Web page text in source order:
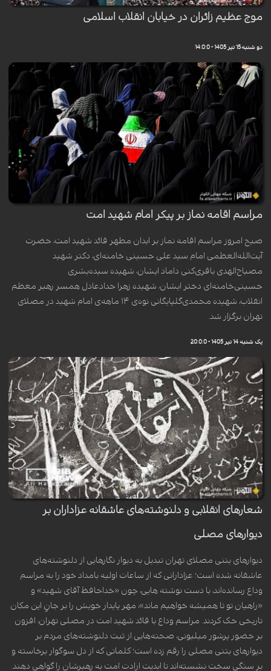
موج عظیم زائران در خیابان انقلاب اسلامی
دو شنبه 15 تیر 1405 - 14:0:0
مراسم اقامه نماز بر پیکر امام شهید امت
صبح امروز مراسم اقامه نماز بر ابدان مطهر قائد شهید امت، حضرت
آیت‌الله‌العظمی امام سید علی حسینی خامنه‌ای، دکتر شهید
مصباح‌الهدی باقری‌کنی داماد ایشان، شهیده سیده‌بشری
حسینی‌خامنه‌ای دختر ایشان، شهیده زهرا حدادعادل همسر رهبر معظم
انقلاب، شهیده محمدی‌گلپایگانی نوه‌ی ۱۴ ماهه‌ی امام شهید در مصلای
تهران برگزار شد.
یک شنبه 14 تیر 1405 - 20:0:0
شعار‌های انقلابی و دلنوشته‌های عاشقانه عزاداران بر
دیوار‌های مصلی
دیوار‌های بتنی مصلای تهران تبدیل به دیوار نگار‌هایی از دلنوشته‌های
عاشقانه شده است؛ عزادارانی که از ساعات اولیه بامداد خود را به مراسم
وداع رسانده‌اند، با دست نوشته هایی، چون «خداحافظ آقای شهید» و
«راهیان تو تا همیشه خواهیم ماند»، مهر پایدار خویش را بر جانِ این مکان
تاریخی حک کردند. مراسم وداع با قائد شهید امت در مصلی تهران، افزون
بر حضور پرشور میلیونی، صحنه‌هایی از ثبت دلنوشته‌های مردم بر
دیوار‌های بتنی مصلی را رقم زده است؛ کلماتی که از دل سوگوار برخاسته و
بر سنگی سخت نشسته‌اند تا ابدیت ارادت امت به رهبرشان را گواهی دهند.